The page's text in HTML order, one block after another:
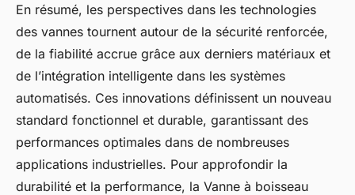
En résumé, les perspectives dans les technologies
des vannes tournent autour de la sécurité renforcée,
de la fiabilité accrue grâce aux derniers matériaux et
de l’intégration intelligente dans les systèmes
automatisés. Ces innovations définissent un nouveau
standard fonctionnel et durable, garantissant des
performances optimales dans de nombreuses
applications industrielles. Pour approfondir la
durabilité et la performance, la Vanne à boisseau